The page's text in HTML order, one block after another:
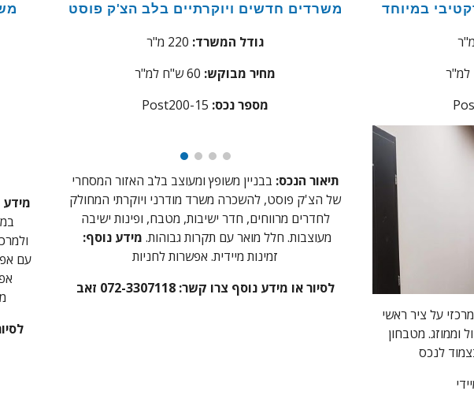
עם
לסיור
משרדים חדשים ויוקרתיים בלב הצ'ק פוסט
גודל המשרד:
מחיר מבוקש:
60 ש"ח למ"ר
Post200-15 :מספר נכס
תיאור הנכס: בבניין משופץ ומעוצב בלב האזור המסחרי
של הצ'ק פוסט, להשכרה משרד מודרני ויוקרתי המחולק
לחדרים מרווחים, חדר ישיבות, מטבח, ופינות ישיבה
מעוצבות. חלל מואר עם תקרות גבוהות. מידע נוסף:
זמינות מיידית. אפשרות לחניות
לסיור או מידע נוסף צרו קשר: 072-3307118 זאב
במיוחד
על ציר ראשי
וממוזג. מטבחון
לנכס